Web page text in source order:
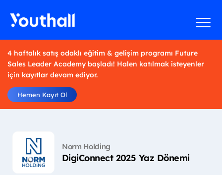
4 haftalık satış odaklı eğitim & gelişim programı Future
Sales Leader Academy başladı! Halen katılmak isteyenler
için kayıtlar devam ediyor.
Hemen Kayıt Ol
Norm Holding
DigiConnect 2025 Yaz Dönemi